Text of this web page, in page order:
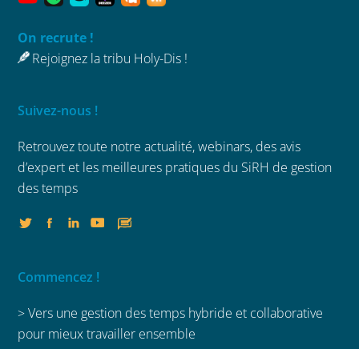
On recrute !
Rejoignez la tribu Holy-Dis !
Suivez-nous !
Retrouvez toute notre actualité, webinars, des avis
d’expert et les meilleures pratiques du SiRH de gestion
des temps
Commencez !
> Vers une gestion des temps hybride et collaborative
pour mieux travailler ensemble